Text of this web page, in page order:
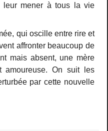
leur mener à tous la vie
qui oscille entre rire et
affronter beaucoup de
mais absent, une mère
amoureuse. On suit les
par cette nouvelle